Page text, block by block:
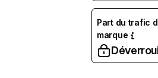
Part du trafic
marque